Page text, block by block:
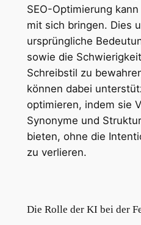
SEO-Optimierung
mit sich bringen. Dies
ursprüngliche
sowie die
Schreibstil zu
können dabei
optimieren, indem sie
Synonyme und
bieten, ohne die
zu verlieren.
Die Rolle der KI bei der